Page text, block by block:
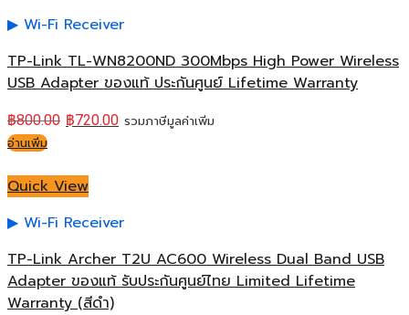
Wi-Fi Receiver
TP-Link TL-WN8200ND 300Mbps High Power Wireless
USB Adapter ของแท้ ประกันศูนย์ Lifetime Warranty
฿800.00 ฿720.00 รวมภาษีมูลค่าเพิ่ม
อ่านเพิ่ม
Quick View
Wi-Fi Receiver
TP-Link Archer T2U AC600 Wireless Dual Band USB
Adapter ของแท้ รับประกันศูนย์ไทย Limited Lifetime
Warranty (สีดำ)